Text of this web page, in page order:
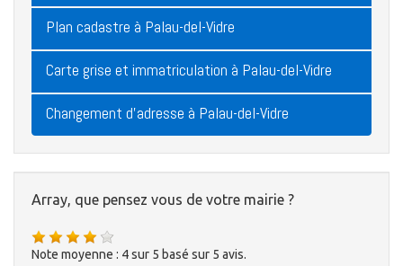
Plan cadastre à Palau-del-Vidre
Carte grise et immatriculation à Palau-del-Vidre
Changement d'adresse à Palau-del-Vidre
Array, que pensez vous de votre mairie ?
Note moyenne : 4sur 5 basé sur 5 avis.